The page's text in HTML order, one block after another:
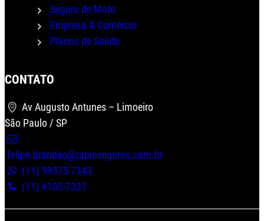
Seguro de Moto
Empresa & Comércio
Planos de Saúde
CONTATO
Av Augusto Antunes – Limoeiro
São Paulo / SP
felipe.brandao@rapioseguros.com.br
(11) 99575-7343
(11) 4105-7331